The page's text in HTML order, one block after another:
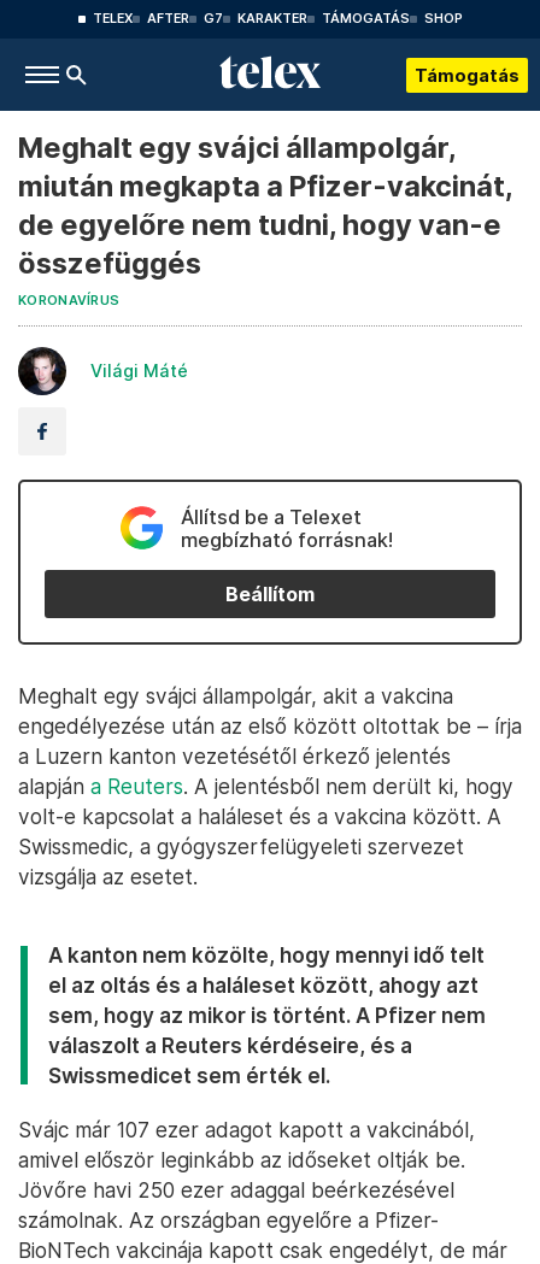
TELEX AFTER G7 KARAKTER TÁMOGATÁS SHOP
Támogatás
Meghalt egy svájci állampolgár,
miután megkapta a Pfizer-vakcinát,
de egyelőre nem tudni, hogy van-e
összefüggés
KORONAVÍRUS
Világi Máté
Állítsd be a Telexet
megbízható forrásnak!
Beállítom
Meghalt egy svájci állampolgár, akit a vakcina
engedélyezése után az első között oltottak be – írja
a Luzern kanton vezetésétől érkező jelentés
alapján a Reuters. A jelentésből nem derült ki, hogy
volt-e kapcsolat a haláleset és a vakcina között. A
Swissmedic, a gyógyszerfelügyeleti szervezet
vizsgálja az esetet.
A kanton nem közölte, hogy mennyi idő telt
el az oltás és a haláleset között, ahogy azt
sem, hogy az mikor is történt. A Pfizer nem
válaszolt a Reuters kérdéseire, és a
Swissmedicet sem érték el.
Svájc már 107 ezer adagot kapott a vakcinából,
amivel először leginkább az időseket oltják be.
Jövőre havi 250 ezer adaggal beérkezésével
számolnak. Az országban egyelőre a Pfizer-
BioNTech vakcinája kapott csak engedélyt, de már